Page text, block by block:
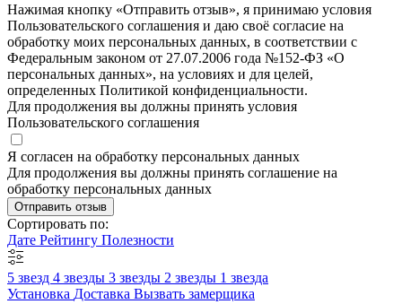
Нажимая кнопку «Отправить отзыв», я принимаю условия
Пользовательского соглашения и даю своё согласие на
обработку моих персональных данных, в соответствии с
Федеральным законом от 27.07.2006 года №152-ФЗ «О
персональных данных», на условиях и для целей,
определенных Политикой конфиденциальности.
Для продолжения вы должны принять условия
Пользовательского соглашения
Я согласен на обработку персональных данных
Для продолжения вы должны принять соглашение на
обработку персональных данных
Отправить отзыв
Сортировать по:
Дате Рейтингу Полезности
5 звезд 4 звезды 3 звезды 2 звезды 1 звезда
Установка Доставка Вызвать замерщика